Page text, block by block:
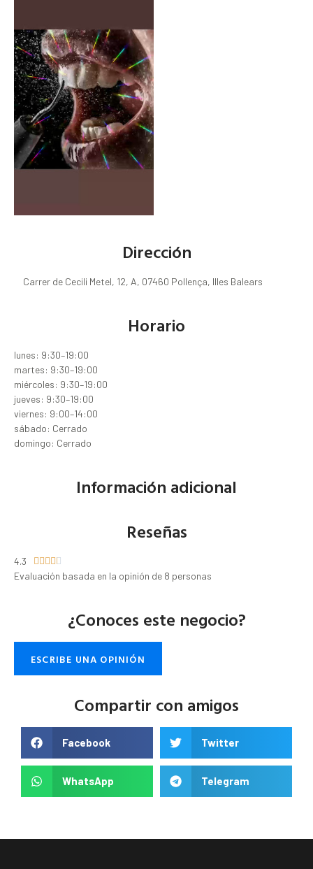
Dirección
Carrer de Cecili Metel, 12, A, 07460 Pollença, Illes Balears
Horario
lunes: 9:30–19:00
martes: 9:30–19:00
miércoles: 9:30–19:00
jueves: 9:30–19:00
viernes: 9:00–14:00
sábado: Cerrado
domingo: Cerrado
Información adicional
Reseñas
4.3     
Evaluación basada en la opinión de 8 personas
¿Conoces este negocio?
ESCRIBE UNA OPINIÓN
Compartir con amigos
Facebook Twitter
WhatsApp Telegram